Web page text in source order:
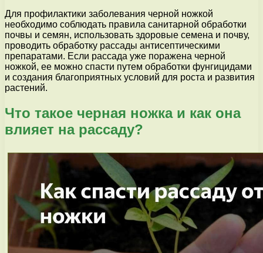
Для профилактики заболевания черной ножкой
необходимо соблюдать правила санитарной обработки
почвы и семян, использовать здоровые семена и почву,
проводить обработку рассады антисептическими
препаратами. Если рассада уже поражена черной
ножкой, ее можно спасти путем обработки фунгицидами
и создания благоприятных условий для роста и развития
растений.
Что такое черная ножка и как она
влияет на рассаду?